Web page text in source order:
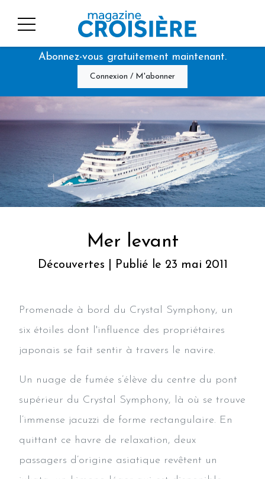
Abonnez-vous gratuitement maintenant.
Connexion / M'abonner
Mer levant
Découvertes | Publié le 23 mai 2011
Promenade à bord du Crystal Symphony, un
six étoiles dont l'influence des propriétaires
japonais se fait sentir à travers le navire.
Un nuage de fumée s’élève du centre du pont
supérieur du Crystal Symphony, là où se trouve
l’immense jacuzzi de forme rectangulaire. En
quittant ce havre de relaxation, deux
passagers d’origine asiatique revêtent un